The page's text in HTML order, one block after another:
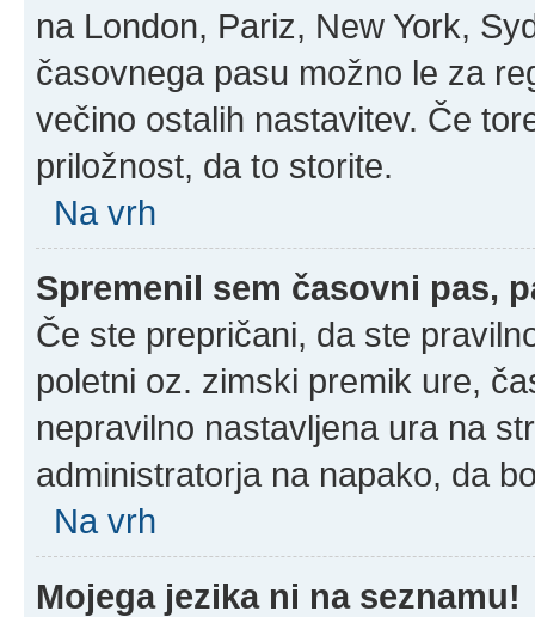
na London, Pariz, New York,
časovnega pasu možno le za
večino ostalih nastavitev. Če
priložnost, da to storite.
Na vrh
Spremenil sem časovni pas,
Če ste prepričani, da ste
poletni oz. zimski premik ure,
nepravilno nastavljena ura na
administratorja na napako, da
Na vrh
Mojega jezika ni na seznamu!